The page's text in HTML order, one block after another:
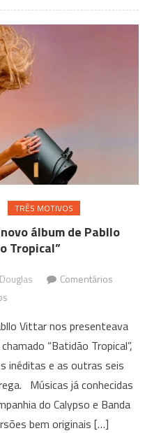
TRÊS MOTIVOS
álbum de Pabllo
Tropical”
Comentários
motivos
para
escutar
o
novo
álbum
Vittar nos presenteava
“Batidão Tropical”,
inéditas e as outras seis
Músicas já conhecidas
do Calypso e Banda
bem originais […]